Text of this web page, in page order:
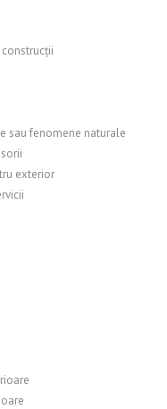
construcții
sau fenomene naturale
exterior